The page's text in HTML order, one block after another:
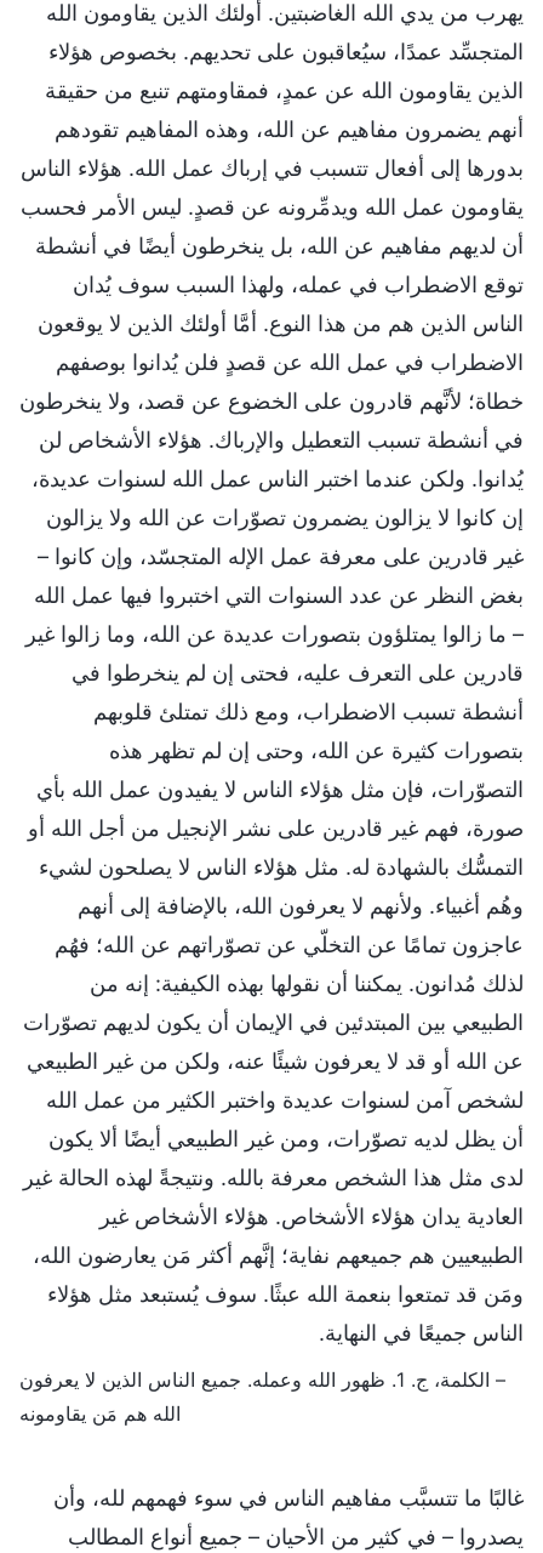
يهرب من يدي الله الغاضبتين. أولئك الذين يقاومون الله
المتجسِّد عمدًا، سيُعاقبون على تحديهم. بخصوص هؤلاء
الذين يقاومون الله عن عمدٍ، فمقاومتهم تنبع من حقيقة
أنهم يضمرون مفاهيم عن الله، وهذه المفاهيم تقودهم
بدورها إلى أفعال تتسبب في إرباك عمل الله. هؤلاء الناس
يقاومون عمل الله ويدمِّرونه عن قصدٍ. ليس الأمر فحسب
أن لديهم مفاهيم عن الله، بل ينخرطون أيضًا في أنشطة
توقع الاضطراب في عمله، ولهذا السبب سوف يُدان
الناس الذين هم من هذا النوع. أمَّا أولئك الذين لا يوقعون
الاضطراب في عمل الله عن قصدٍ فلن يُدانوا بوصفهم
خطاة؛ لأنَّهم قادرون على الخضوع عن قصد، ولا ينخرطون
في أنشطة تسبب التعطيل والإرباك. هؤلاء الأشخاص لن
يُدانوا. ولكن عندما اختبر الناس عمل الله لسنوات عديدة،
إن كانوا لا يزالون يضمرون تصوّرات عن الله ولا يزالون
غير قادرين على معرفة عمل الإله المتجسّد، وإن كانوا –
بغض النظر عن عدد السنوات التي اختبروا فيها عمل الله
– ما زالوا يمتلؤون بتصورات عديدة عن الله، وما زالوا غير
قادرين على التعرف عليه، فحتى إن لم ينخرطوا في
أنشطة تسبب الاضطراب، ومع ذلك تمتلئ قلوبهم
بتصورات كثيرة عن الله، وحتى إن لم تظهر هذه
التصوّرات، فإن مثل هؤلاء الناس لا يفيدون عمل الله بأي
صورة، فهم غير قادرين على نشر الإنجيل من أجل الله أو
التمسُّك بالشهادة له. مثل هؤلاء الناس لا يصلحون لشيء
وهُم أغبياء. ولأنهم لا يعرفون الله، بالإضافة إلى أنهم
عاجزون تمامًا عن التخلّي عن تصوّراتهم عن الله؛ فهُم
لذلك مُدانون. يمكننا أن نقولها بهذه الكيفية: إنه من
الطبيعي بين المبتدئين في الإيمان أن يكون لديهم تصوّرات
عن الله أو قد لا يعرفون شيئًا عنه، ولكن من غير الطبيعي
لشخص آمن لسنوات عديدة واختبر الكثير من عمل الله
أن يظل لديه تصوّرات، ومن غير الطبيعي أيضًا ألا يكون
لدى مثل هذا الشخص معرفة بالله. ونتيجةً لهذه الحالة غير
العادية يدان هؤلاء الأشخاص. هؤلاء الأشخاص غير
الطبيعيين هم جميعهم نفاية؛ إنَّهم أكثر مَن يعارضون الله،
ومَن قد تمتعوا بنعمة الله عبثًا. سوف يُستبعد مثل هؤلاء
الناس جميعًا في النهاية.
– الكلمة، ج. 1. ظهور الله وعمله. جميع الناس الذين لا يعرفون
الله هم مَن يقاومونه
غالبًا ما تتسبَّب مفاهيم الناس في سوء فهمهم لله، وأن
يصدروا – في كثير من الأحيان – جميع أنواع المطالب